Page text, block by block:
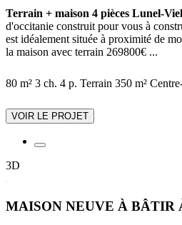
Terrain + maison 4 pièces Lunel-Viel
d'occitanie construit pour vous à
est idéalement située à proximité de
la maison avec terrain 269800€ ...
80 m² 3 ch. 4 p. Terrain 350 m²
VOIR LE PROJET
3D
MAISON NEUVE À BÂTIR